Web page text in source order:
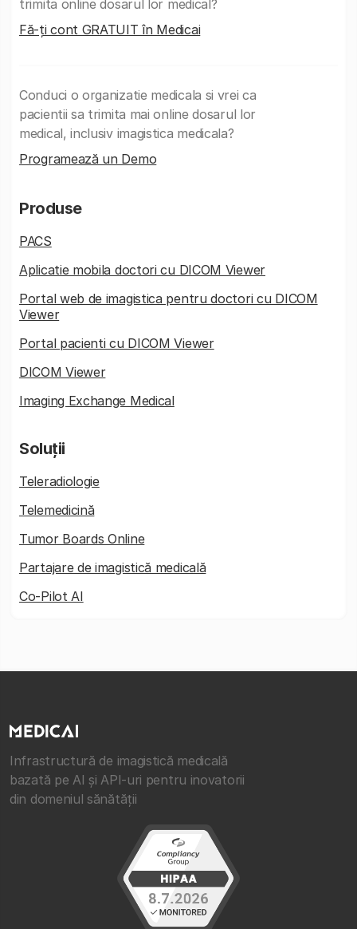
trimita online dosarul lor medical?
Fă-ți cont GRATUIT în Medicai
Conduci o organizatie medicala si vrei ca
pacientii sa trimita mai online dosarul lor
medical, inclusiv imagistica medicala?
Programează un Demo
Produse
PACS
Aplicatie mobila doctori cu DICOM Viewer
Portal web de imagistica pentru doctori cu DICOM
Viewer
Portal pacienti cu DICOM Viewer
DICOM Viewer
Imaging Exchange Medical
Soluții
Teleradiologie
Telemedicină
Tumor Boards Online
Partajare de imagistică medicală
Co-Pilot AI
Infrastructură de imagistică medicală
bazată pe AI și API-uri pentru inovatorii
din domeniul sănătății